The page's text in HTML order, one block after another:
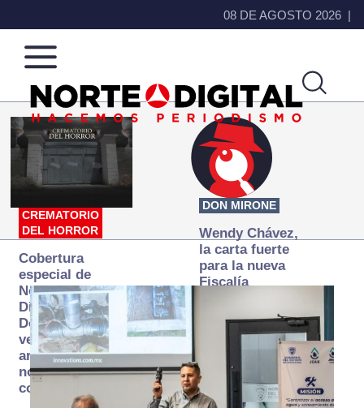
08 DE AGOSTO 2026
Norte
de
Ciudad
Más
que
noticias,
hacemos periodismo
CREMATORIO
DEL HORROR
Cobertura
especial de
Norte
Digital:
Donde la
verdad
arde… pero
no se
consume
DON MIRONE
Wendy Chávez,
la carta fuerte
para la nueva
Fiscalía